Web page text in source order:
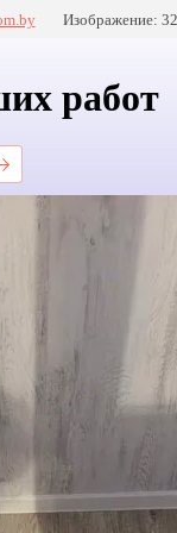
Изображение:
работ